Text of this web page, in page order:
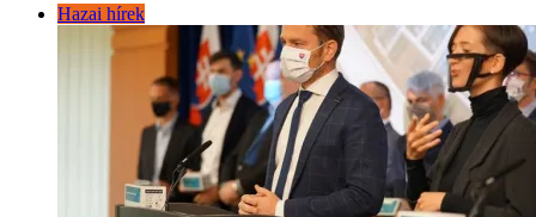
Hazai hírek